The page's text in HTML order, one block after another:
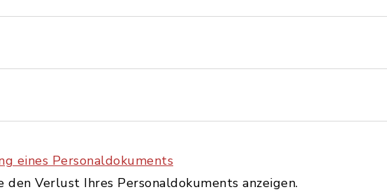
eines Personaldokuments
den Verlust Ihres Personaldokuments anzeigen.